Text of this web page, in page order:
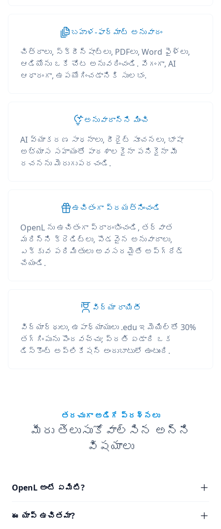
బహుళ-ఫార్మాట్ అనువాదం
చిత్రాలు, స్క్రీన్‌షాట్‌లు, PDFలు, Word ఫైళ్లు,
ఆడియోను ఒకే చోట అనువదించండి. వేగంగా, AI
ఆధారంగా, ఉపయోగించడానికి సులభం.
అనువాదాన్ని మించి
AI వ్యాకరణ సాధనాలు, రీరైట్ సూచనలు, భాషా
అభ్యాస సహాయంతో పాఠశాలకైనా పనికైనా మీ
రచనను మెరుగుపరచండి.
ఉచితంగా ప్రయత్నించండి
OpenL ను ఉచితంగా ప్రారంభించండి, తర్వాత
మరిన్ని క్రెడిట్లు, పొడవైన అనువాదాలు,
ఎక్కువ పరిమితులు అవసరమైతే అప్‌గ్రేడ్
చేయండి.
విద్యా రాయితీ
విద్యార్థులు, ఉపాధ్యాయులు .edu ఇమెయిల్‌తో 30%
తగ్గింపును పొందవచ్చు; ప్రతి ఏడాది ఒక
డిస్కౌంట్ అప్లికేషన్ అందుబాటులో ఉంటుంది.
తరచుగా అడిగే ప్రశ్నలు
మీరు తెలుసుకోవాల్సిన అన్ని
విషయాలు
OpenL అంటే ఏమిటి?
ఈ యాప్ ఉచితమా?